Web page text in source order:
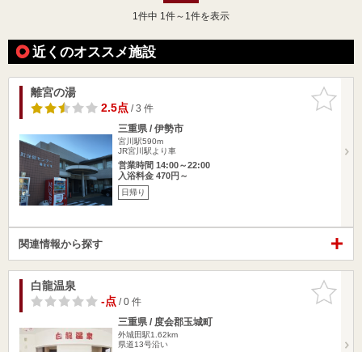
1 件中 1件～1件を表示
近くのオススメ施設
お気に入
りに追加
離宮の湯
2.5点/ 3 件
三重県 / 伊勢市
宮川駅590m
JR宮川駅より車
営業時間 14:00～22:00
入浴料金 470円～
日帰り
関連情報から探す
お気に入
りに追加
白龍温泉
-点/ 0 件
三重県 / 度会郡玉城町
外城田駅1.62km
県道13号沿い